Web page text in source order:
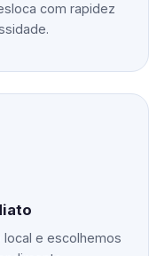
com rapidez
e escolhemos